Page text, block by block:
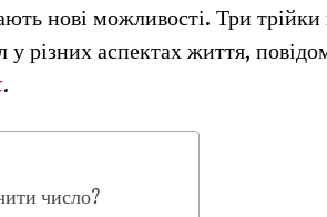
нові можливості. Три
різних аспектах життя,
.
число?